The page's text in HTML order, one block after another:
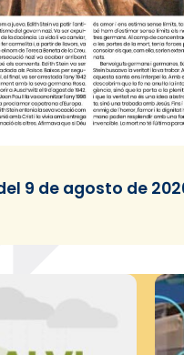
9 de agosto de